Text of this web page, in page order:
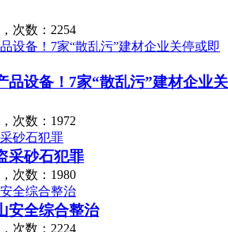
次数：2254
品设备！7家“散乱污”建材企业关
次数：1972
采砂石犯罪
次数：1980
安全综合整治
次数：2224